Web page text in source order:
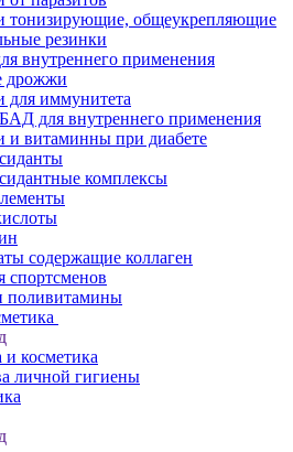
тонизирующие, общеукрепляющие
резинки
внутреннего применения
дрожжи
для иммунитета
для внутреннего применения
и витаминны при диабете
комплексы
содержащие коллаген
спортсменов
поливитамины
и косметика
личной гигиены